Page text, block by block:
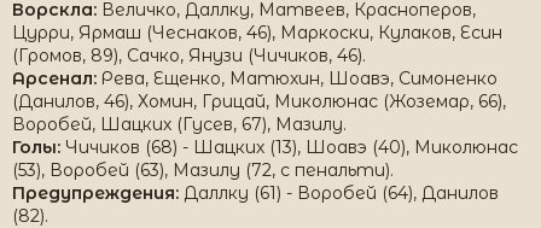
Ворскла: Величко, Даллку, Матвеев, Красноперов,
Цурри, Ярмаш (Чеснаков, 46), Маркоски, Кулаков, Есин
(Громов, 89), Сачко, Янузи (Чичиков, 46).
Арсенал: Рева, Ещенко, Матюхин, Шоавэ, Симоненко
(Данилов, 46), Хомин, Грицай, Миколюнас (Жоземар, 66),
Воробей, Шацких (Гусев, 67), Мазилу.
Голы: Чичиков (68) - Шацких (13), Шоавэ (40), Миколюнас
(53), Воробей (63), Мазилу (72, с пенальти).
Предупреждения: Даллку (61) - Воробей (64), Данилов
(82).